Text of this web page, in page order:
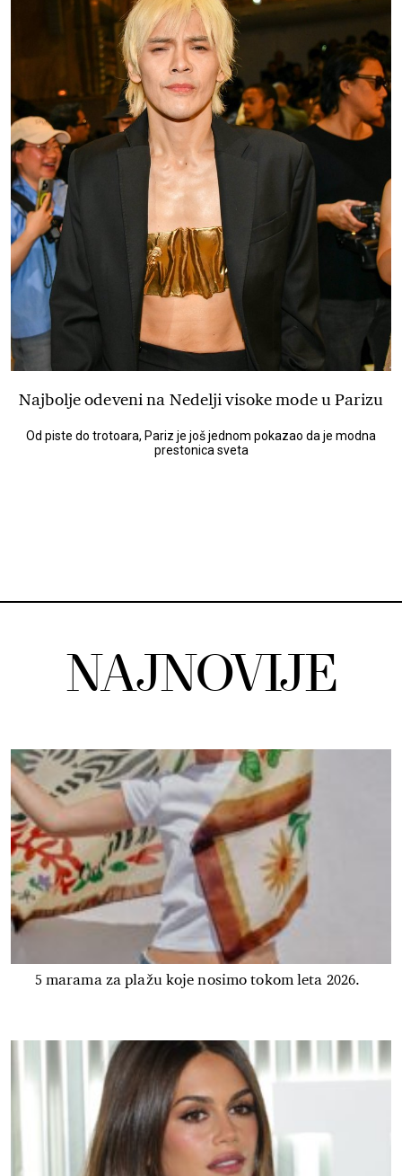
Najbolje odeveni na Nedelji visoke mode u Parizu
Od piste do trotoara, Pariz je još jednom pokazao da je modna
prestonica sveta
NAJNOVIJE
5 marama za plažu koje nosimo tokom leta 2026.